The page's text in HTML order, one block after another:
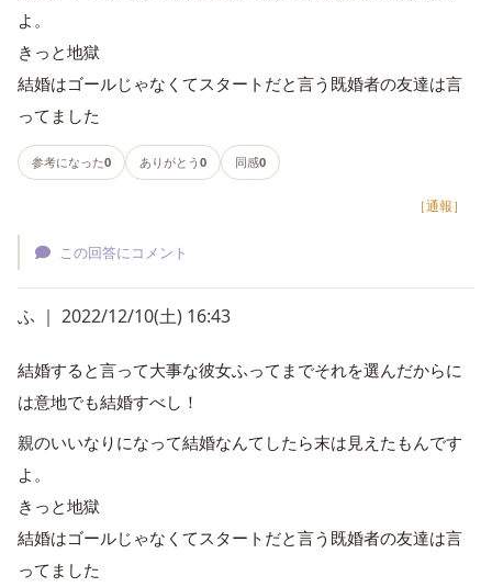
よ。
きっと地獄
結婚はゴールじゃなくてスタートだと言う既婚者の友達は言
ってました
参考になった0 ありがとう 0 同感0
［通報］
この回答にコメント
ふ ｜ 2022/12/10(土) 16:43
結婚すると言って大事な彼女ふってまでそれを選んだからに
は意地でも結婚すべし！
親のいいなりになって結婚なんてしたら末は見えたもんです
よ。
きっと地獄
結婚はゴールじゃなくてスタートだと言う既婚者の友達は言
ってました